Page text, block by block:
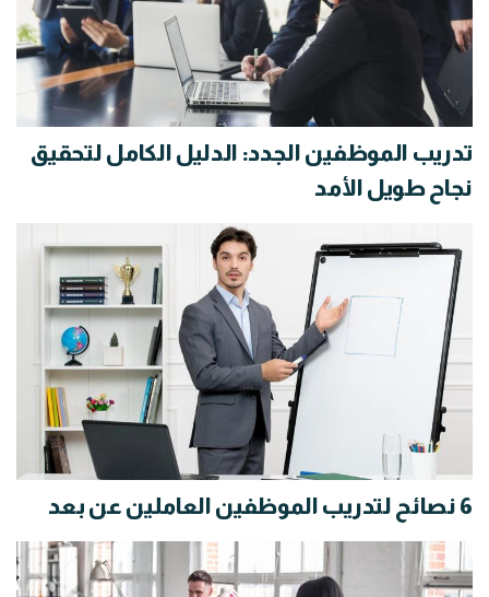
تدريب الموظفين الجدد: الدليل الكامل لتحقيق
نجاح طويل الأمد
6 نصائح لتدريب الموظفين العاملين عن بعد